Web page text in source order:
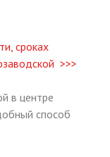
сроках
>>>
в центре
способ